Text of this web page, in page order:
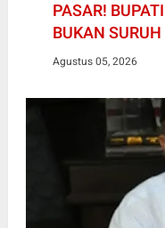
PASAR!
BUKAN
Agustus 05, 2026